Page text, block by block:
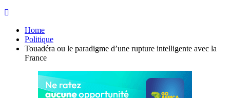
Home
Politique
Touadéra ou le paradigme d’une rupture intelligente avec la
France